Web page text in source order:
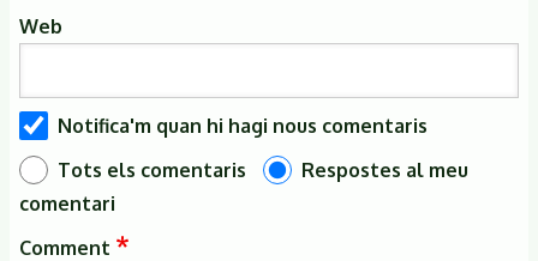
Web
Notifica'm quan hi hagi nous comentaris
Tots els comentaris
Respostes al meu
comentari
Comment